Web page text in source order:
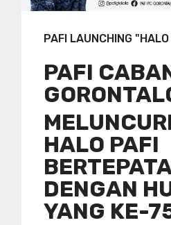
PAFI LAUNCHING
PAFI
HALO PAFI
DENGAN
YANG KE-